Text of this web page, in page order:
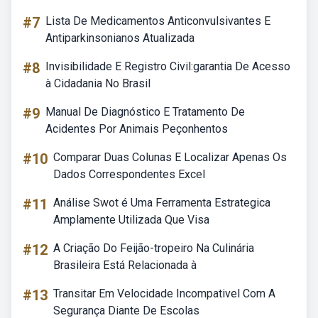
#7 Lista De Medicamentos Anticonvulsivantes E
Antiparkinsonianos Atualizada
#8 Invisibilidade E Registro Civil:garantia De Acesso
à Cidadania No Brasil
#9 Manual De Diagnóstico E Tratamento De
Acidentes Por Animais Peçonhentos
#10 Comparar Duas Colunas E Localizar Apenas Os
Dados Correspondentes Excel
#11 Análise Swot é Uma Ferramenta Estrategica
Amplamente Utilizada Que Visa
#12 A Criação Do Feijão-tropeiro Na Culinária
Brasileira Está Relacionada à
#13 Transitar Em Velocidade Incompativel Com A
Segurança Diante De Escolas